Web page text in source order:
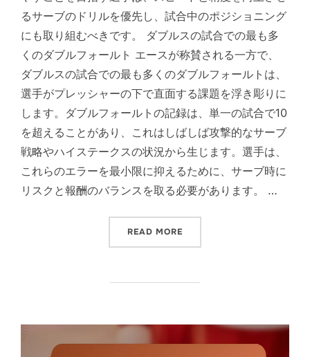
るサーブのドリルを優先し、試合中のポジショニング
にも取り組むべきです。 ダブルスの試合での最も多
くのダブルフォールト エースが称賛される一方で、
ダブルスの試合での最も多くのダブルフォールトは、
選手がプレッシャーの下で直面する課題を浮き彫りに
します。ダブルフォールトの記録は、単一の試合で10
を超えることがあり、これはしばしば攻撃的なサーブ
戦略やハイステークスの状況から生じます。選手は、
これらのエラーを最小限に抑えるために、サーブ時に
リスクと報酬のバランスを取る必要があります。 …
READ MORE